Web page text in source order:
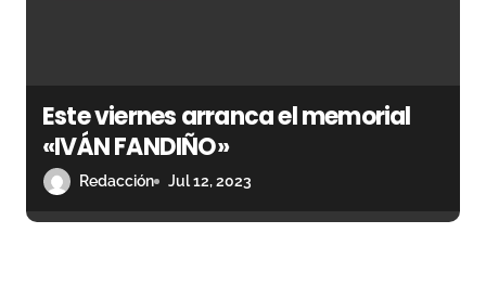
Este viernes arranca el memorial
«IVÁN FANDIÑO»
Redacción Jul 12, 2023